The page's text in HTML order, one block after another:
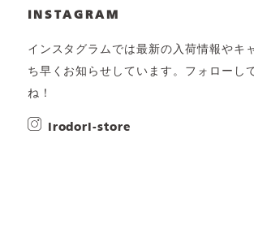
INSTAGRAM
インスタグラムでは最新の入荷情報やキ
ち早くお知らせしています。フォローし
ね！
irodori-store